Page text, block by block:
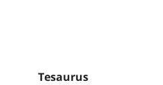
Tesaurus